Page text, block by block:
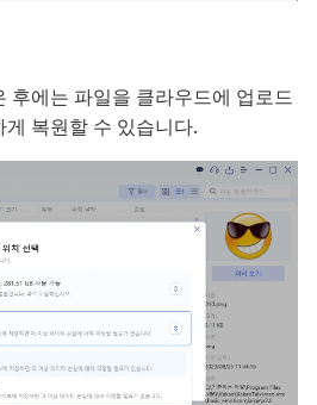
후에는 파일을 클라우드에 업로드
복원할 수 있습니다.